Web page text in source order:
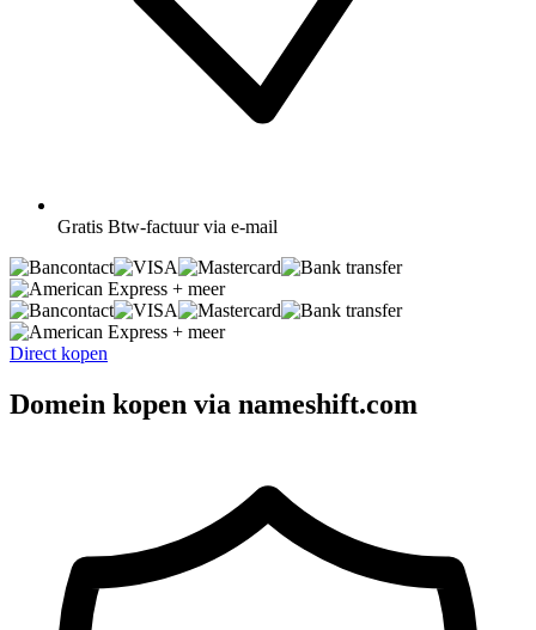
Gratis Btw-factuur via e-mail
+ meer
+ meer
Direct kopen
Domein kopen via nameshift.com